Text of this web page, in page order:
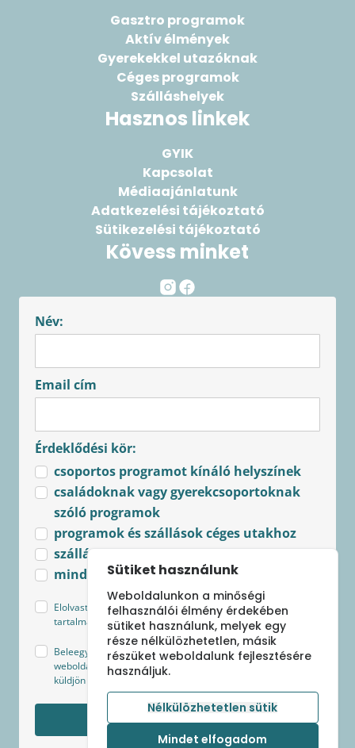
Gasztro programok
Aktív élmények
Gyerekekkel utazóknak
Céges programok
Szálláshelyek
Hasznos linkek
GYIK
Kapcsolat
Médiaajánlatunk
Adatkezelési tájékoztató
Sütikezelési tájékoztató
Kövess minket
Név:
Email cím
Érdeklődési kör:
csoportos programot kínáló helyszínek
családoknak vagy gyerekcsoportoknak
szóló programok
programok és szállások céges utakhoz
szállások csoportoknak
minden újdonság
Elolvastam és elfogadom az Adatkezelési tájékoztató
tartalmát.
Beleegyezek, hogy Sápi Szilvia - csoportbanutazunk.hu
weboldal az általam megjelölt kategóriákban hírlevelet
küldjön a legfrissebb ajánlatokról és aktuális hírekről.
Feliratkozom
Sütiket használunk
Weboldalunkon a minőségi
felhasználói élmény érdekében
sütiket használunk, melyek egy
része nélkülözhetetlen, másik
részüket weboldalunk fejlesztésére
használjuk.
Nélkülözhetetlen sütik
Mindet elfogadom